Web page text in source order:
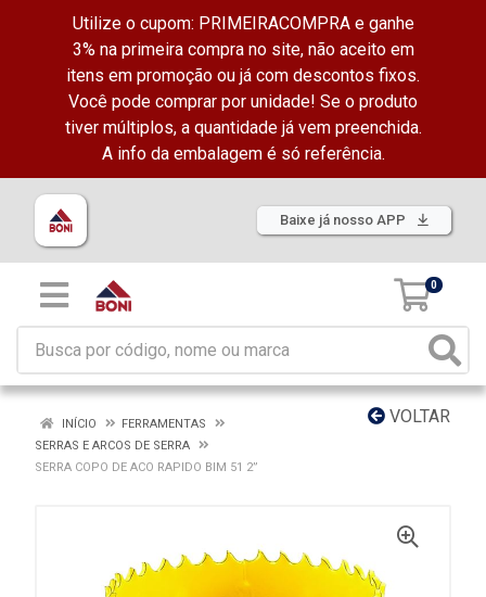
Utilize o cupom: PRIMEIRACOMPRA e ganhe
3% na primeira compra no site, não aceito em
itens em promoção ou já com descontos fixos.
Você pode comprar por unidade! Se o produto
tiver múltiplos, a quantidade já vem preenchida.
A info da embalagem é só referência.
Baixe já nosso APP
0
VOLTAR
INÍCIO
FERRAMENTAS
SERRAS E ARCOS DE SERRA
SERRA COPO DE ACO RAPIDO BIM 51 2”